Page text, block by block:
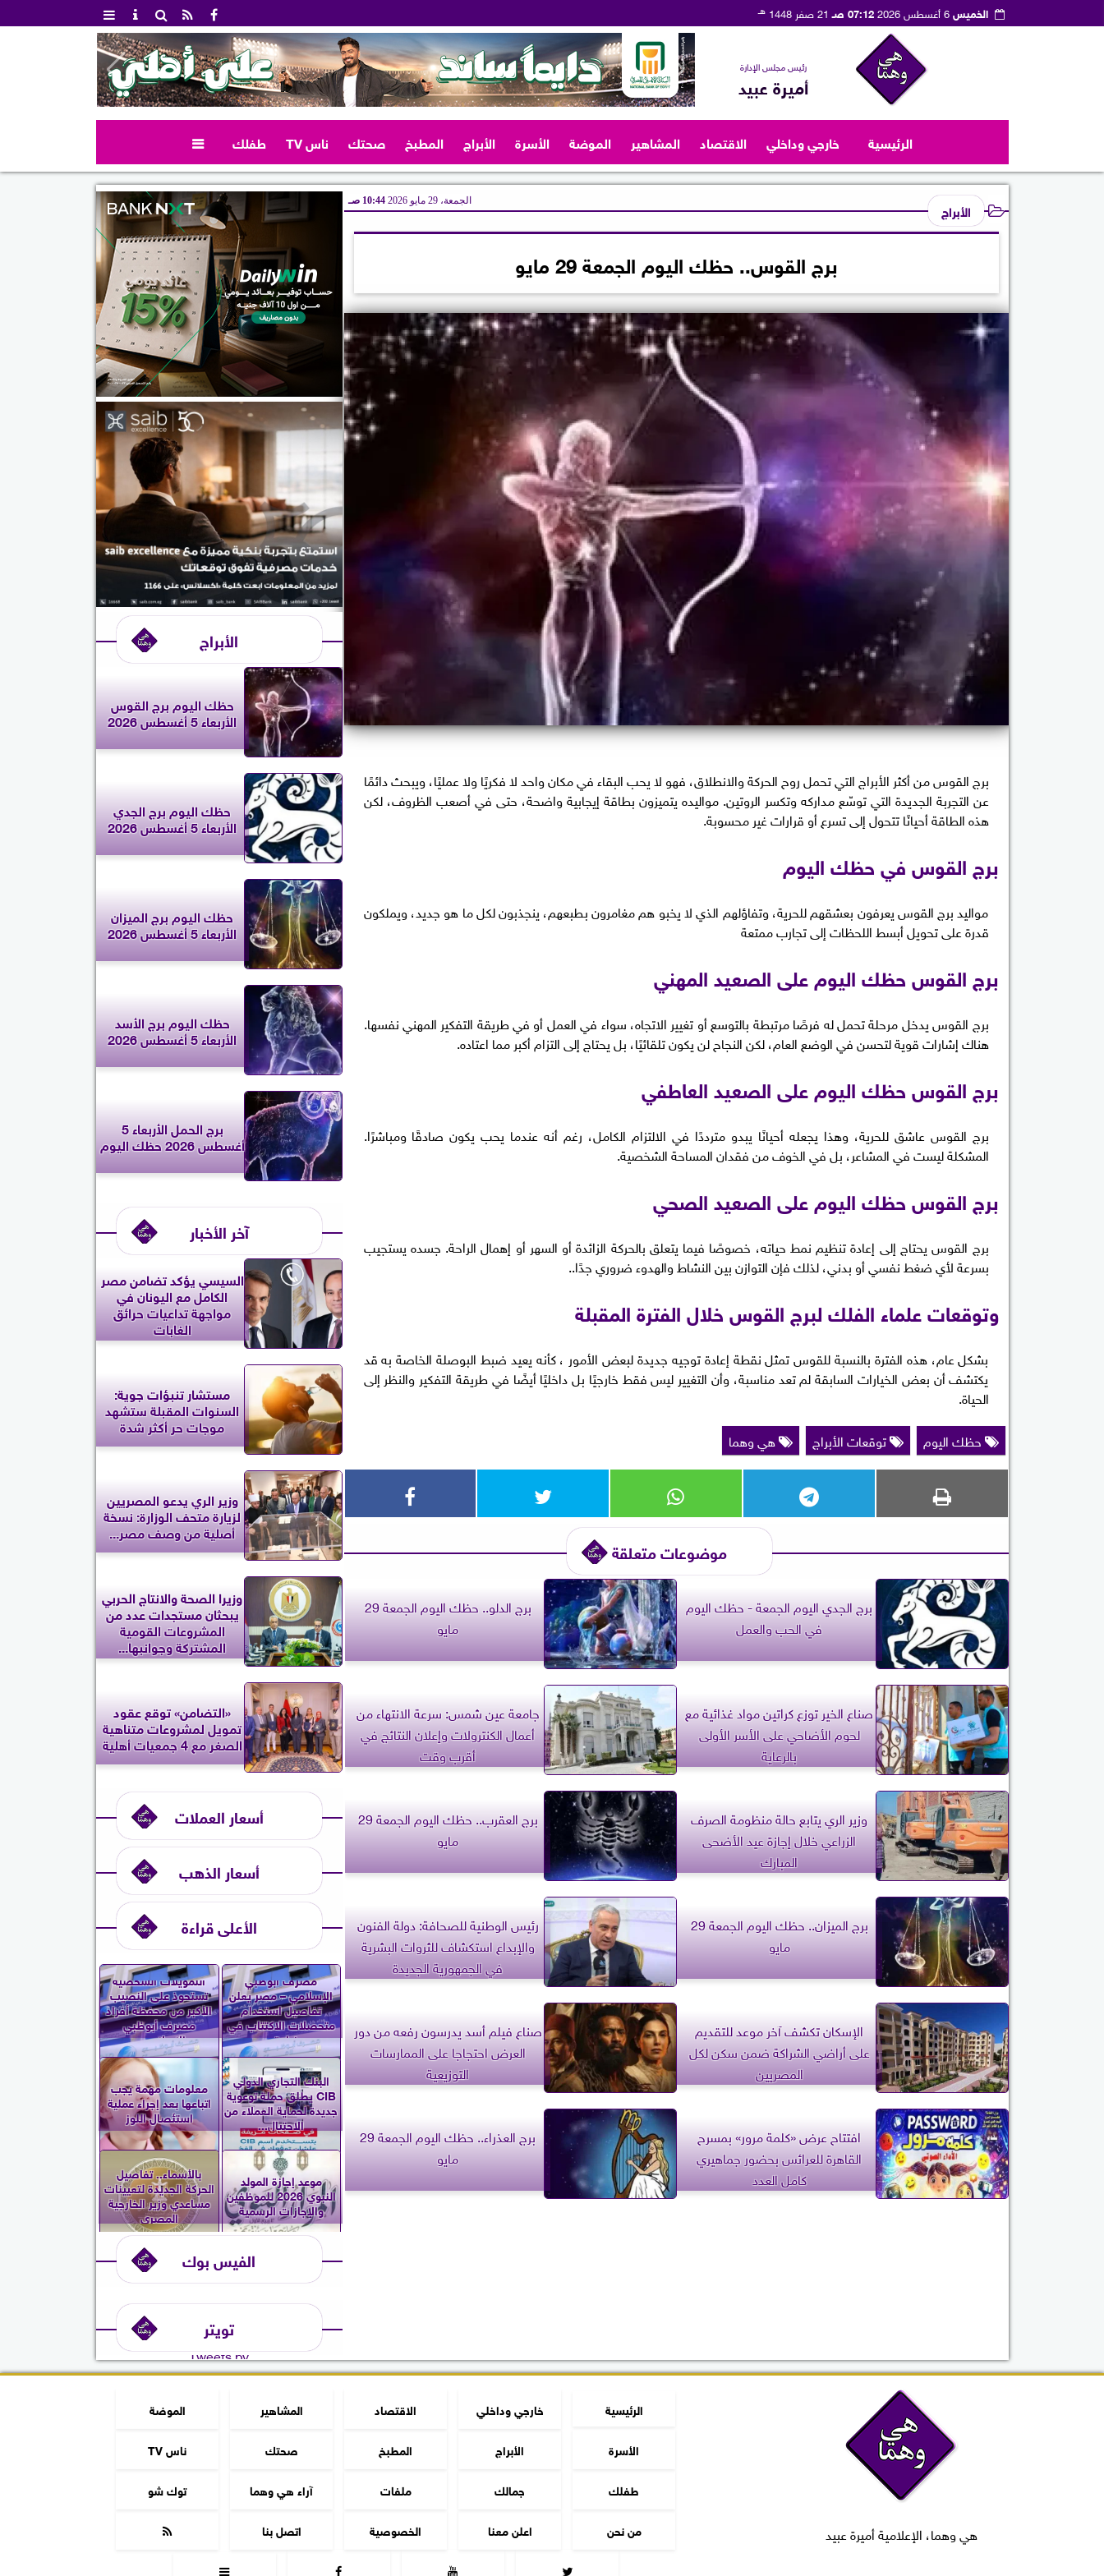
الخميس6 أغسطس 2026 07:12 صـ 21 صفر 1448 هـ
رئيس مجلس الإدارة
أميرة عبيد
الرئيسية خارجي وداخلي الاقتصاد المشاهير الموضة الأسرة الأبراج المطبخ صحتك ناس TV طفلك 
الأبراج الجمعة، 29 مايو 2026 10:44 صـ
برج القوس.. حظك اليوم الجمعة 29 مايو
برج القوس من أكثر الأبراج التي تحمل روح الحركة والانطلاق، فهو لا يحب البقاء في مكان واحد لا فكريًا ولا عمليًا، ويبحث دائمًا
عن التجربة الجديدة التي توسّع مداركه وتكسر الروتين. مواليده يتميزون بطاقة إيجابية واضحة، حتى في أصعب الظروف، لكن
هذه الطاقة أحيانًا تتحول إلى تسرع أو قرارات غير محسوبة.
برج القوس في حظك اليوم
مواليد برج القوس يعرفون بعشقهم للحرية، وتفاؤلهم الذي لا يخبو هم مغامرون بطبعهم، ينجذبون لكل ما هو جديد، ويملكون
قدرة على تحويل أبسط اللحظات إلى تجارب ممتعة
برج القوس حظك اليوم على الصعيد المهني
برج القوس يدخل مرحلة تحمل له فرصًا مرتبطة بالتوسع أو تغيير الاتجاه، سواء في العمل أو في طريقة التفكير المهني نفسها.
هناك إشارات قوية لتحسن في الوضع العام، لكن النجاح لن يكون تلقائيًا، بل يحتاج إلى التزام أكبر مما اعتاده.
برج القوس حظك اليوم على الصعيد العاطفي
برج القوس عاشق للحرية، وهذا يجعله أحيانًا يبدو مترددًا في الالتزام الكامل، رغم أنه عندما يحب يكون صادقًا ومباشرًا.
المشكلة ليست في المشاعر، بل في الخوف من فقدان المساحة الشخصية.
برج القوس حظك اليوم على الصعيد الصحي
برج القوس يحتاج إلى إعادة تنظيم نمط حياته، خصوصًا فيما يتعلق بالحركة الزائدة أو السهر أو إهمال الراحة. جسده يستجيب
بسرعة لأي ضغط نفسي أو بدني، لذلك فإن التوازن بين النشاط والهدوء ضروري جدًا..
وتوقعات علماء الفلك لبرج القوس خلال الفترة المقبلة
بشكل عام، هذه الفترة بالنسبة للقوس تمثل نقطة إعادة توجيه جديدة لبعض الأمور ، كأنه يعيد ضبط البوصلة الخاصة به قد
يكتشف أن بعض الخيارات السابقة لم تعد مناسبة، وأن التغيير ليس فقط خارجيًا بل داخليًا أيضًا في طريقة التفكير والنظر إلى
الحياة.
حظك اليوم
توقعات الأبراج هي وهما
موضوعات متعلقة
برج الجدي اليوم الجمعة - حظك اليوم
في الحب والعمل
برج الدلو.. حظك اليوم الجمعة 29
مايو
صناع الخير توزع كراتين مواد غذائية مع
لحوم الأضاحي على الأسر الأولى
بالرعاية
جامعة عين شمس: سرعة الانتهاء من
أعمال الكنترولات وإعلان النتائج في
أقرب وقت
وزير الري يتابع حالة منظومة الصرف
الزراعي خلال إجازة عيد الأضحى
المبارك
برج العقرب.. حظك اليوم الجمعة 29
مايو
برج الميزان.. حظك اليوم الجمعة 29
مايو
رئيس الوطنية للصحافة: دولة الفنون
والإبداع استكشاف للثروات البشرية
في الجمهورية الجديدة
الإسكان تكشف آخر موعد للتقديم
على أراضي الشراكة ضمن سكن لكل
المصريين
صناع فيلم أسد يدرسون رفعه من دور
العرض احتجاجا على الممارسات
التوزيعية
افتتاح عرض «كلمة مرور» بمسرح
القاهرة للعرائس بحضور جماهيري
كامل العدد
برج العذراء.. حظك اليوم الجمعة 29
مايو
الأبراج
حظك اليوم برج القوس
الأربعاء 5 أغسطس 2026
حظك اليوم برج الجدي
الأربعاء 5 أغسطس 2026
حظك اليوم برج الميزان
الأربعاء 5 أغسطس 2026
حظك اليوم برج الأسد
الأربعاء 5 أغسطس 2026
برج الحمل الأربعاء 5
أغسطس 2026 حظك اليوم
آخر الأخبار
السيسي يؤكد تضامن مصر
الكامل مع اليونان في
مواجهة تداعيات حرائق
الغابات
مستشار تنبؤات جوية:
السنوات المقبلة ستشهد
موجات حر أكثر شدة
وزير الري يدعو المصريين
لزيارة متحف الوزارة: نسخة
أصلية من وصف مصر...
وزيرا الصحة والانتاج الحربي
يبحثان مستجدات عدد من
المشروعات القومية
المشتركة وجوانبها...
«التضامن» توقع عقود
تمويل لمشروعات متناهية
الصغر مع 4 جمعيات أهلية
أسعار العملات
أسعار الذهب
الأعلى قراءة
مصرف أبوظبي
الإسلامي – مصر يعلن
تفاصيل استخدام
متحصلات الاكتتاب في
زيادة...
التمويلات الشخصية
تستحوذ على النصيب
الأكبر من محفظة أفراد
مصرف أبوظبي
الإسلامي...
البنك التجاري الدولي
CIB يطلق حملة توعوية
جديدة لحماية العملاء من
الاحتيال...
معلومات مهمة يجب
اتباعها بعد إجراء عملية
استئصال اللوز
موعد إجازة المولد
النبوي 2026 للموظفين
والإجازات الرسمية
بالأسماء.. تفاصيل
الحركة الجديدة لتعيينات
مساعدي وزير الخارجية
المصري
الفيس بوك
تويتر
Tweets by
هي وهما، الإعلامية أميرة عبيد
الرئيسية خارجي وداخلي الاقتصاد المشاهير
الموضة
الأسرة
الأبراج المطبخ صحتك
ناس TV
طفلك
جمالك ملفات آراء هي وهما
توك شو
من نحن
اعلن معنا الخصوصية اتصل بنا




